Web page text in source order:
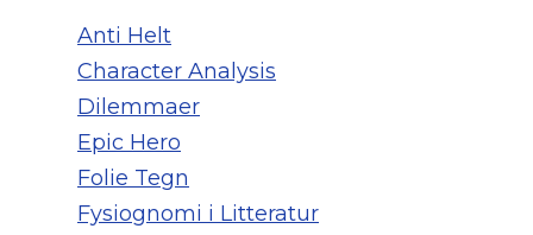
Anti Helt
Character Analysis
Dilemmaer
Epic Hero
Folie Tegn
Fysiognomi i Litteratur